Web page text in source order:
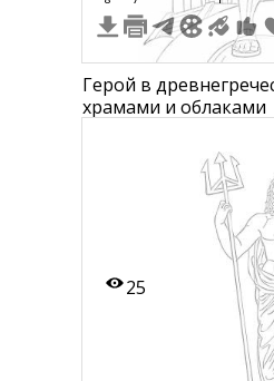
Герой в
храмами и облаками
25